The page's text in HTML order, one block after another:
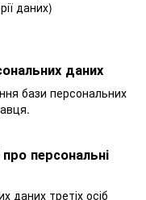
даних)
даних
бази персональних
персональні
даних третіх осіб